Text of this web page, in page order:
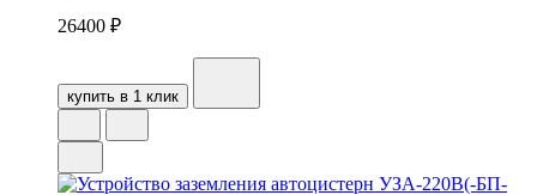
26400 ₽
купить в 1 клик